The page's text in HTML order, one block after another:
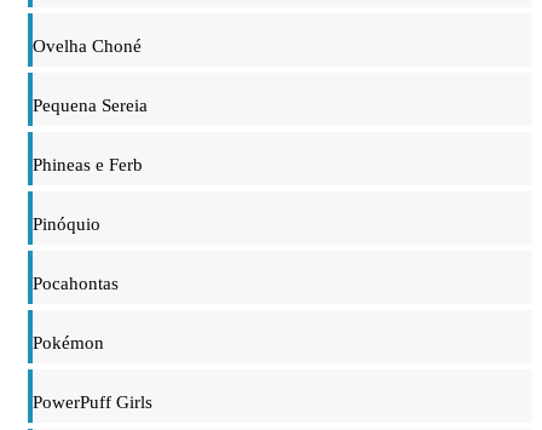
Ovelha Choné
Pequena Sereia
Phineas e Ferb
Pinóquio
Pocahontas
Pokémon
PowerPuff Girls